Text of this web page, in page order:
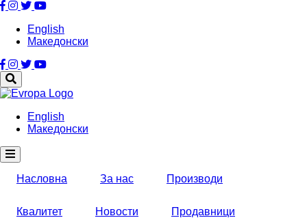
Skip
main
content
English
Македонски
English
Македонски
Насловна За нас Производи
Квалитет Новости Продавници